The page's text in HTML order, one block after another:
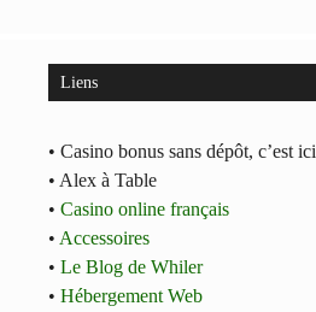
Liens
• Casino bonus sans dépôt, c’est ici
• Alex à Table
• Casino online français
• Accessoires
• Le Blog de Whiler
• Hébergement Web